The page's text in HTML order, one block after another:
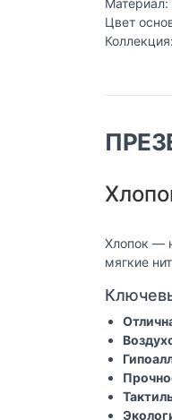
Материал:
Цвет
Коллекция:
Хлопок —
мягкие